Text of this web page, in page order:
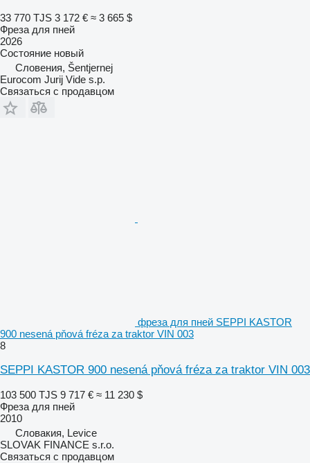
33 770 TJS 3 172 € ≈ 3 665 $
Фреза для пней
2026
Состояние новый
Словения, Šentjernej
Eurocom Jurij Vide s.p.
Связаться с продавцом
фреза для пней SEPPI KASTOR
900 nesená pňová fréza za traktor VIN 003
8
SEPPI KASTOR 900 nesená pňová fréza za traktor VIN 003
103 500 TJS 9 717 € ≈ 11 230 $
Фреза для пней
2010
Словакия, Levice
SLOVAK FINANCE s.r.o.
Связаться с продавцом